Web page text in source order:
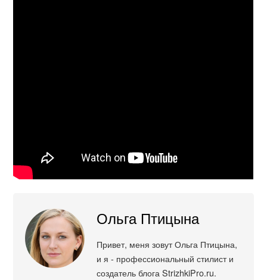
Ольга Птицына
Привет, меня зовут Ольга Птицына,
и я - профессиональный стилист и
создатель блога StrizhkiPro.ru.